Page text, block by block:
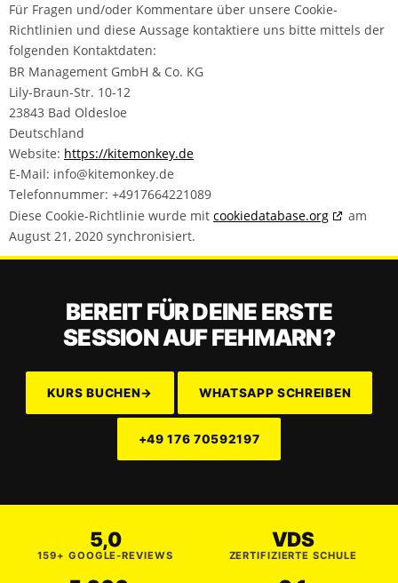
Für Fragen und/oder Kommentare über unsere Cookie-
Richtlinien und diese Aussage kontaktiere uns bitte mittels der
folgenden Kontaktdaten:
BR Management GmbH & Co. KG
Lily-Braun-Str. 10-12
23843 Bad Oldesloe
Deutschland
Website: https://kitemonkey.de
E-Mail: info@kitemonkey.de
Telefonnummer: +4917664221089
Diese Cookie-Richtlinie wurde mit cookiedatabase.org
am
August 21, 2020 synchronisiert.
BEREIT FÜR DEINE ERSTE
SESSION AUF FEHMARN?
KURS BUCHEN→ WHATSAPP SCHREIBEN
+49 176 70592197
5,0
159+ GOOGLE-REVIEWS
VDS
ZERTIFIZIERTE SCHULE